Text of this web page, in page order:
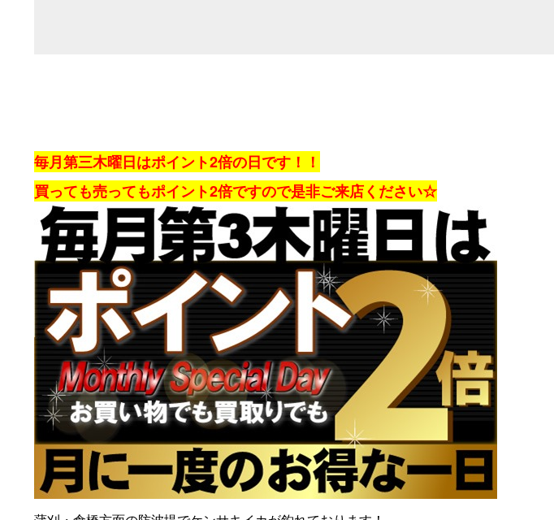
毎月第三木曜日はポイント2倍の日です！！
買っても売ってもポイント2倍ですので是非ご来店ください☆